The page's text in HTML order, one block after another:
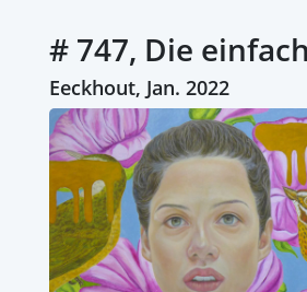
# 747, Die
Eeckhout, Jan. 2022